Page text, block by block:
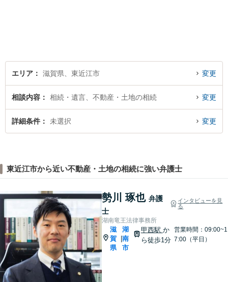
エリア 滋賀県、東近江市 変更
相談内容 相続・遺言、不動産・土地の相続 変更
詳細条件 未選択 変更
東近江市から近い不動産・土地の相続に強い弁護士
勢川 琢也 弁護
士
インタビューを見
る
湖南竜王法律事務所
滋
賀
県
湖
南
市
甲西駅 か
ら徒歩1分
営業時間：09:00~1
7:00（平日）